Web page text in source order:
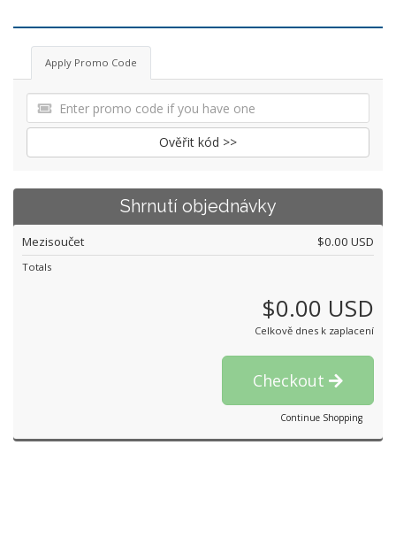
Apply Promo Code
Ověřit kód >>
Shrnutí objednávky
Mezisoučet $0.00 USD
Totals
$0.00 USD
Celkově dnes k zaplacení
Checkout
Continue Shopping